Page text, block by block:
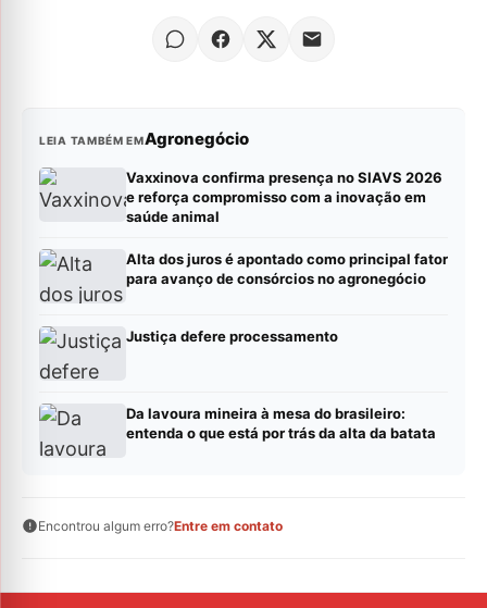
LEIA TAMBÉM EMAgronegócio
Vaxxinova confirma presença no SIAVS 2026
e reforça compromisso com a inovação em
saúde animal
Alta dos juros é apontado como principal fator
para avanço de consórcios no agronegócio
Justiça defere processamento
Da lavoura mineira à mesa do brasileiro:
entenda o que está por trás da alta da batata
Encontrou algum erro?Entre em contato